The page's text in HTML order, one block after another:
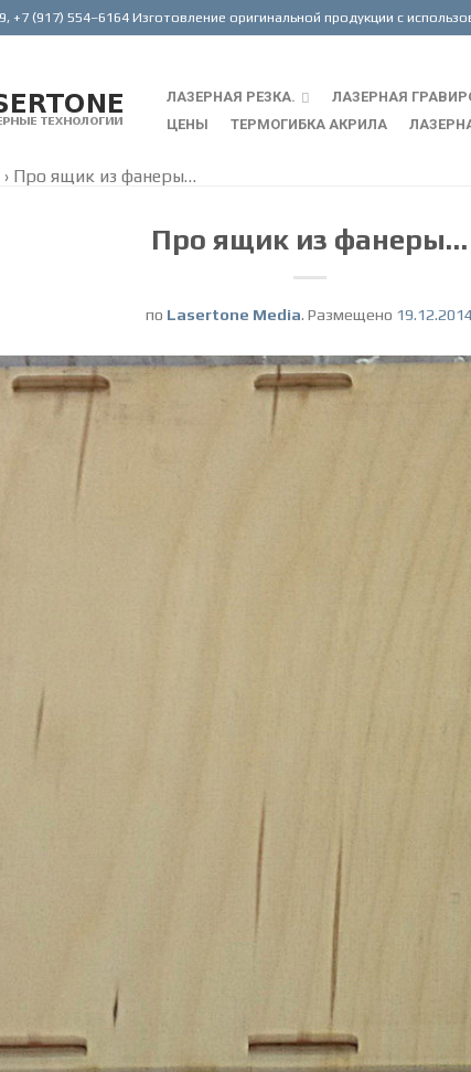
ЛАЗЕРНАЯ РЕЗКА. ЛАЗЕРНАЯ
ЦЕНЫ
ТЕРМОГИБКА АКРИЛА
› Про ящик из фанеры…
Про ящик из фанеры…
по Lasertone Media. Размещено 19.12.2014